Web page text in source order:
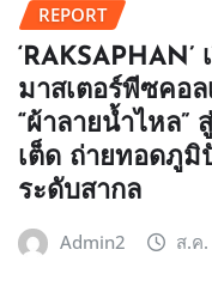
REPORT
มาสเตอร์พีซคอ
“ผ้าลายน้ำไหล”
เต็ด ถ่ายทอดภู
ระดับสากล
Admin2 ส.ค